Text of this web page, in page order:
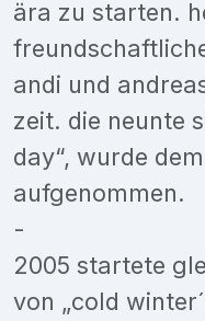
ära zu starten.
andi und
zeit. die neunte
day“, wurde
aufgenommen.
-
2005 startete
von „cold